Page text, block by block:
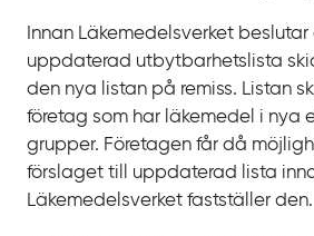
Innan Läkemedelsverket beslutar
uppdaterad utbytbarhetslista
den nya listan på remiss. Listan
företag som har läkemedel i nya
grupper. Företagen får då
förslaget till uppdaterad lista
Läkemedelsverket fastställer den.